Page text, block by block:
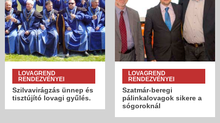
LOVAGREND
RENDEZVÉNYEI
Szilvavirágzás ünnep és
tisztújító lovagi gyűlés.
LOVAGREND
RENDEZVÉNYEI
Szatmár-beregi
pálinkalovagok sikere a
sógoroknál